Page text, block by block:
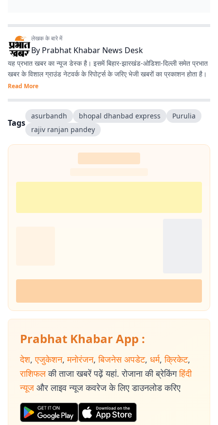
लेखक के बारे में
By Prabhat Khabar News Desk
यह प्रभात खबर का न्यूज डेस्क है। इसमें बिहार-झारखंड-ओडिशा-दिल्‍ली समेत प्रभात
खबर के विशाल ग्राउंड नेटवर्क के रिपोर्ट्स के जरिए भेजी खबरों का प्रकाशन होता है।
Read More
Tags
asurbandh bhopal dhanbad express
Purulia
rajiv ranjan pandey
Prabhat Khabar App :
देश, एजुकेशन, मनोरंजन, बिजनेस अपडेट, धर्म, क्रिकेट,
राशिफल की ताजा खबरें पढ़ें यहां. रोजाना की ब्रेकिंग हिंदी
न्यूज और लाइव न्यूज कवरेज के लिए डाउनलोड करिए